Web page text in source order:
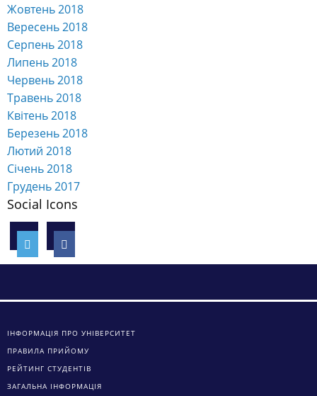
Жовтень 2018
Вересень 2018
Серпень 2018
Липень 2018
Червень 2018
Травень 2018
Квітень 2018
Березень 2018
Лютий 2018
Січень 2018
Грудень 2017
Social Icons
ІНФОРМАЦІЯ ПРО УНІВЕРСИТЕТ
ПРАВИЛА ПРИЙОМУ
РЕЙТИНГ СТУДЕНТІВ
ЗАГАЛЬНА ІНФОРМАЦІЯ